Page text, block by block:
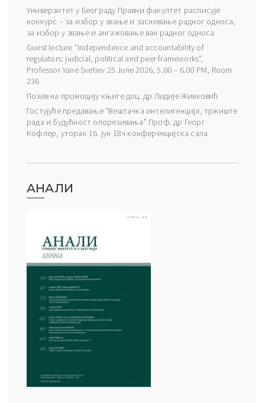
Универзитет у Београду Правни факултет расписује
конкурс – за избор у звање и заснивање радног односа,
за избор у звање и ангажовање ван радног односа
Guest lecture “Independence and accountability of
regulators: judicial, political and peer frameworks”,
Professor Yane Svetiev 25 June 2026, 5.00 – 6.00 PM, Room
236
Позив на промоцију књиге доц. др Лидије Живковић
Гостујуће предавање “Вештачка интелигенција, тржиште
рада и будућност опорезивања” Проф. др Георг
Кофлер, уторак 16. јун 18ч конференцијска сала
АНАЛИ